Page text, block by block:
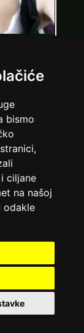
bismo
ciljane
na našoj
odakle
+18
smiju
|
|